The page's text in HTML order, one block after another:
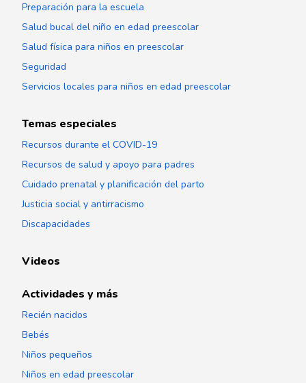
Preparación para la escuela
Salud bucal del niño en edad preescolar
Salud física para niños en preescolar
Seguridad
Servicios locales para niños en edad preescolar
Temas especiales
Recursos durante el COVID-19
Recursos de salud y apoyo para padres
Cuidado prenatal y planificación del parto
Justicia social y antirracismo
Discapacidades
Videos
Actividades y más
Recién nacidos
Bebés
Niños pequeños
Niños en edad preescolar